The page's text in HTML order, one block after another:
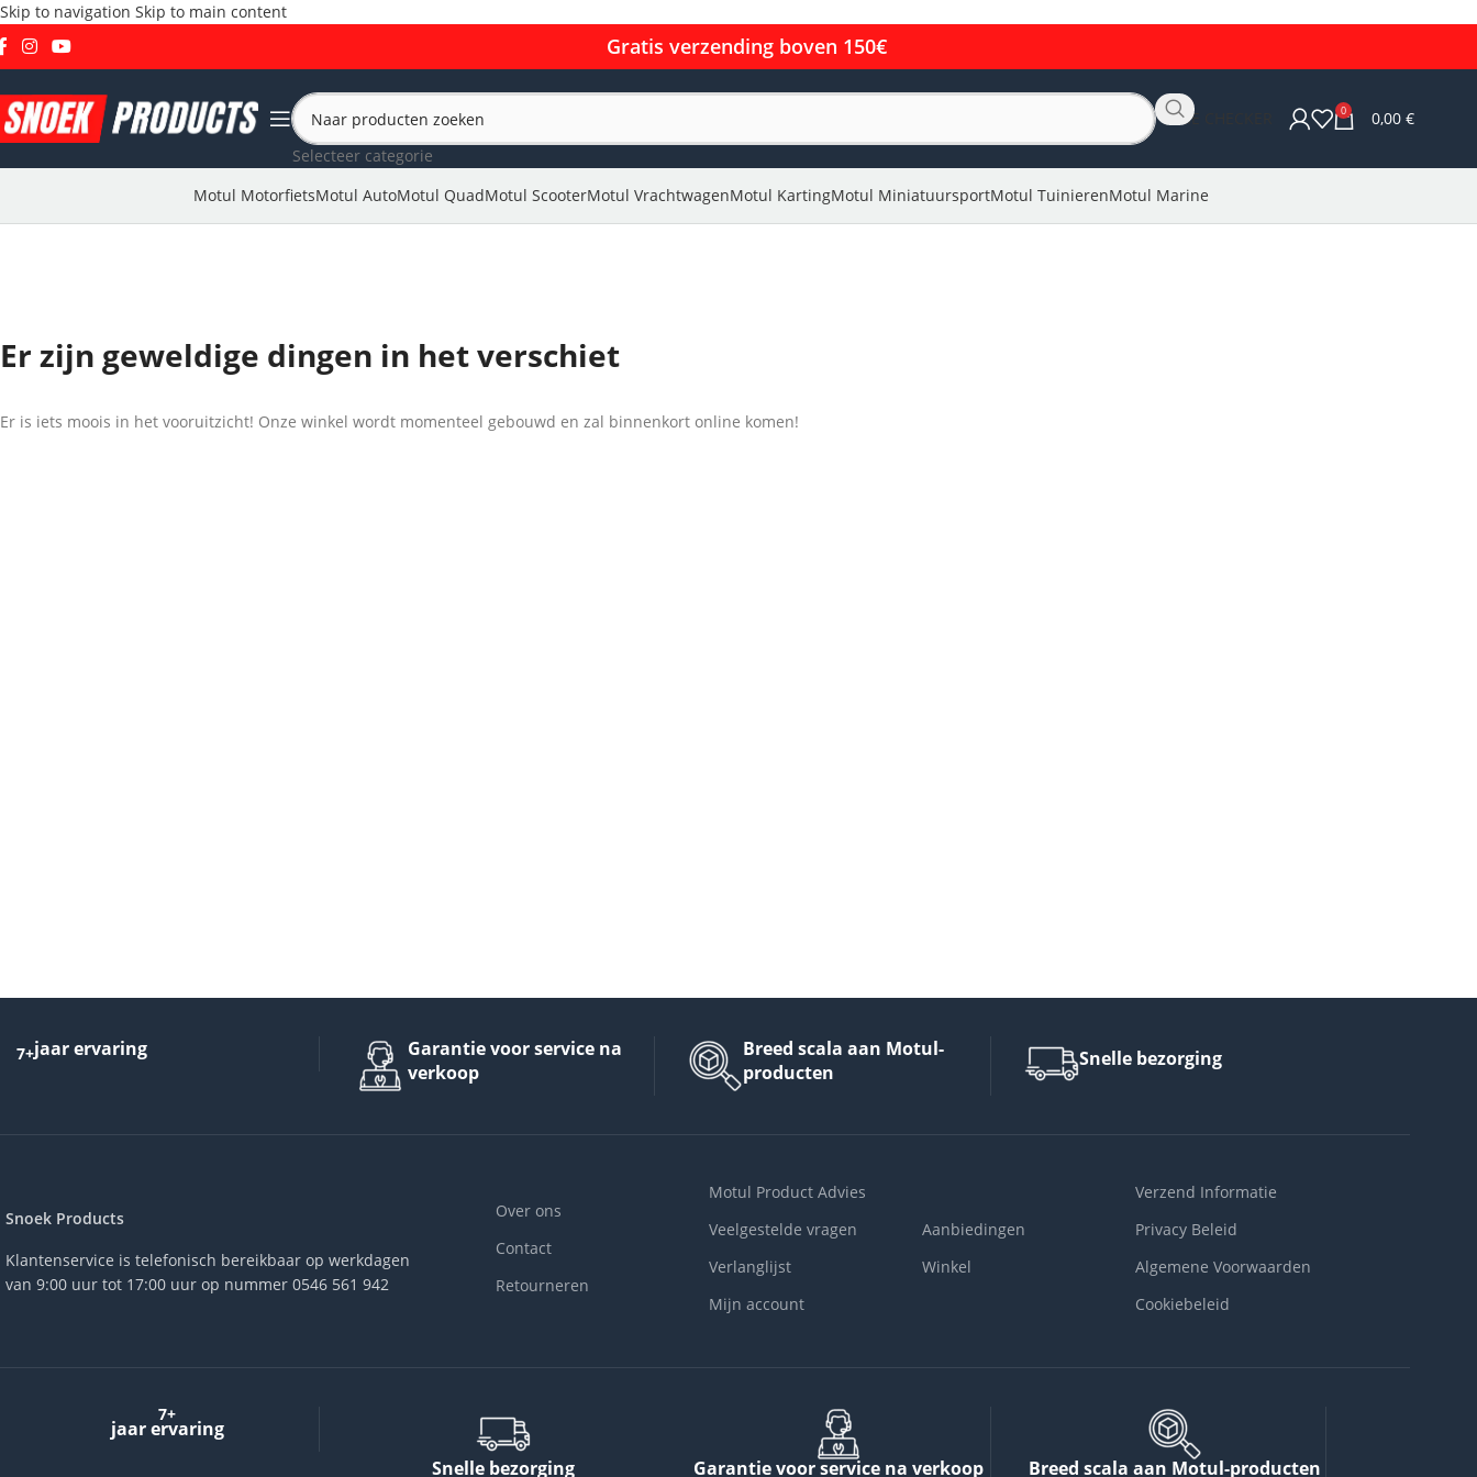
Skip to navigation Skip to main content
Gratis verzending boven 150€
Selecteer categorie
OLIE CHECKER 0 0,00 €
Motul MotorfietsMotul AutoMotul QuadMotul ScooterMotul VrachtwagenMotul KartingMotul MiniatuursportMotul TuinierenMotul Marine
Er zijn geweldige dingen in het verschiet
Er is iets moois in het vooruitzicht! Onze winkel wordt momenteel gebouwd en zal binnenkort online komen!
7+jaar ervaring
Garantie voor service na
verkoop
Breed scala aan Motul-
producten
Snelle bezorging
Snoek Products
Klantenservice is telefonisch bereikbaar op werkdagen
van 9:00 uur tot 17:00 uur op nummer 0546 561 942
Over ons
Contact
Retourneren
Motul Product Advies
Veelgestelde vragen
Verlanglijst
Mijn account
Aanbiedingen
Winkel
Verzend Informatie
Privacy Beleid
Algemene Voorwaarden
Cookiebeleid
7+
jaar ervaring
Snelle bezorging
Garantie voor service na verkoop Breed scala aan Motul-producten